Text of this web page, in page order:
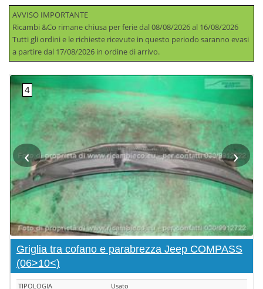
AVVISO IMPORTANTE
Ricambi &Co rimane chiusa per ferie dal 08/08/2026 al 16/08/2026
Tutti gli ordini e le richieste ricevute in questo periodo saranno evasi
a partire dal 17/08/2026 in ordine di arrivo.
‹ ›
Griglia tra cofano e parabrezza Jeep COMPASS
(06>10<)
TIPOLOGIA
Usato